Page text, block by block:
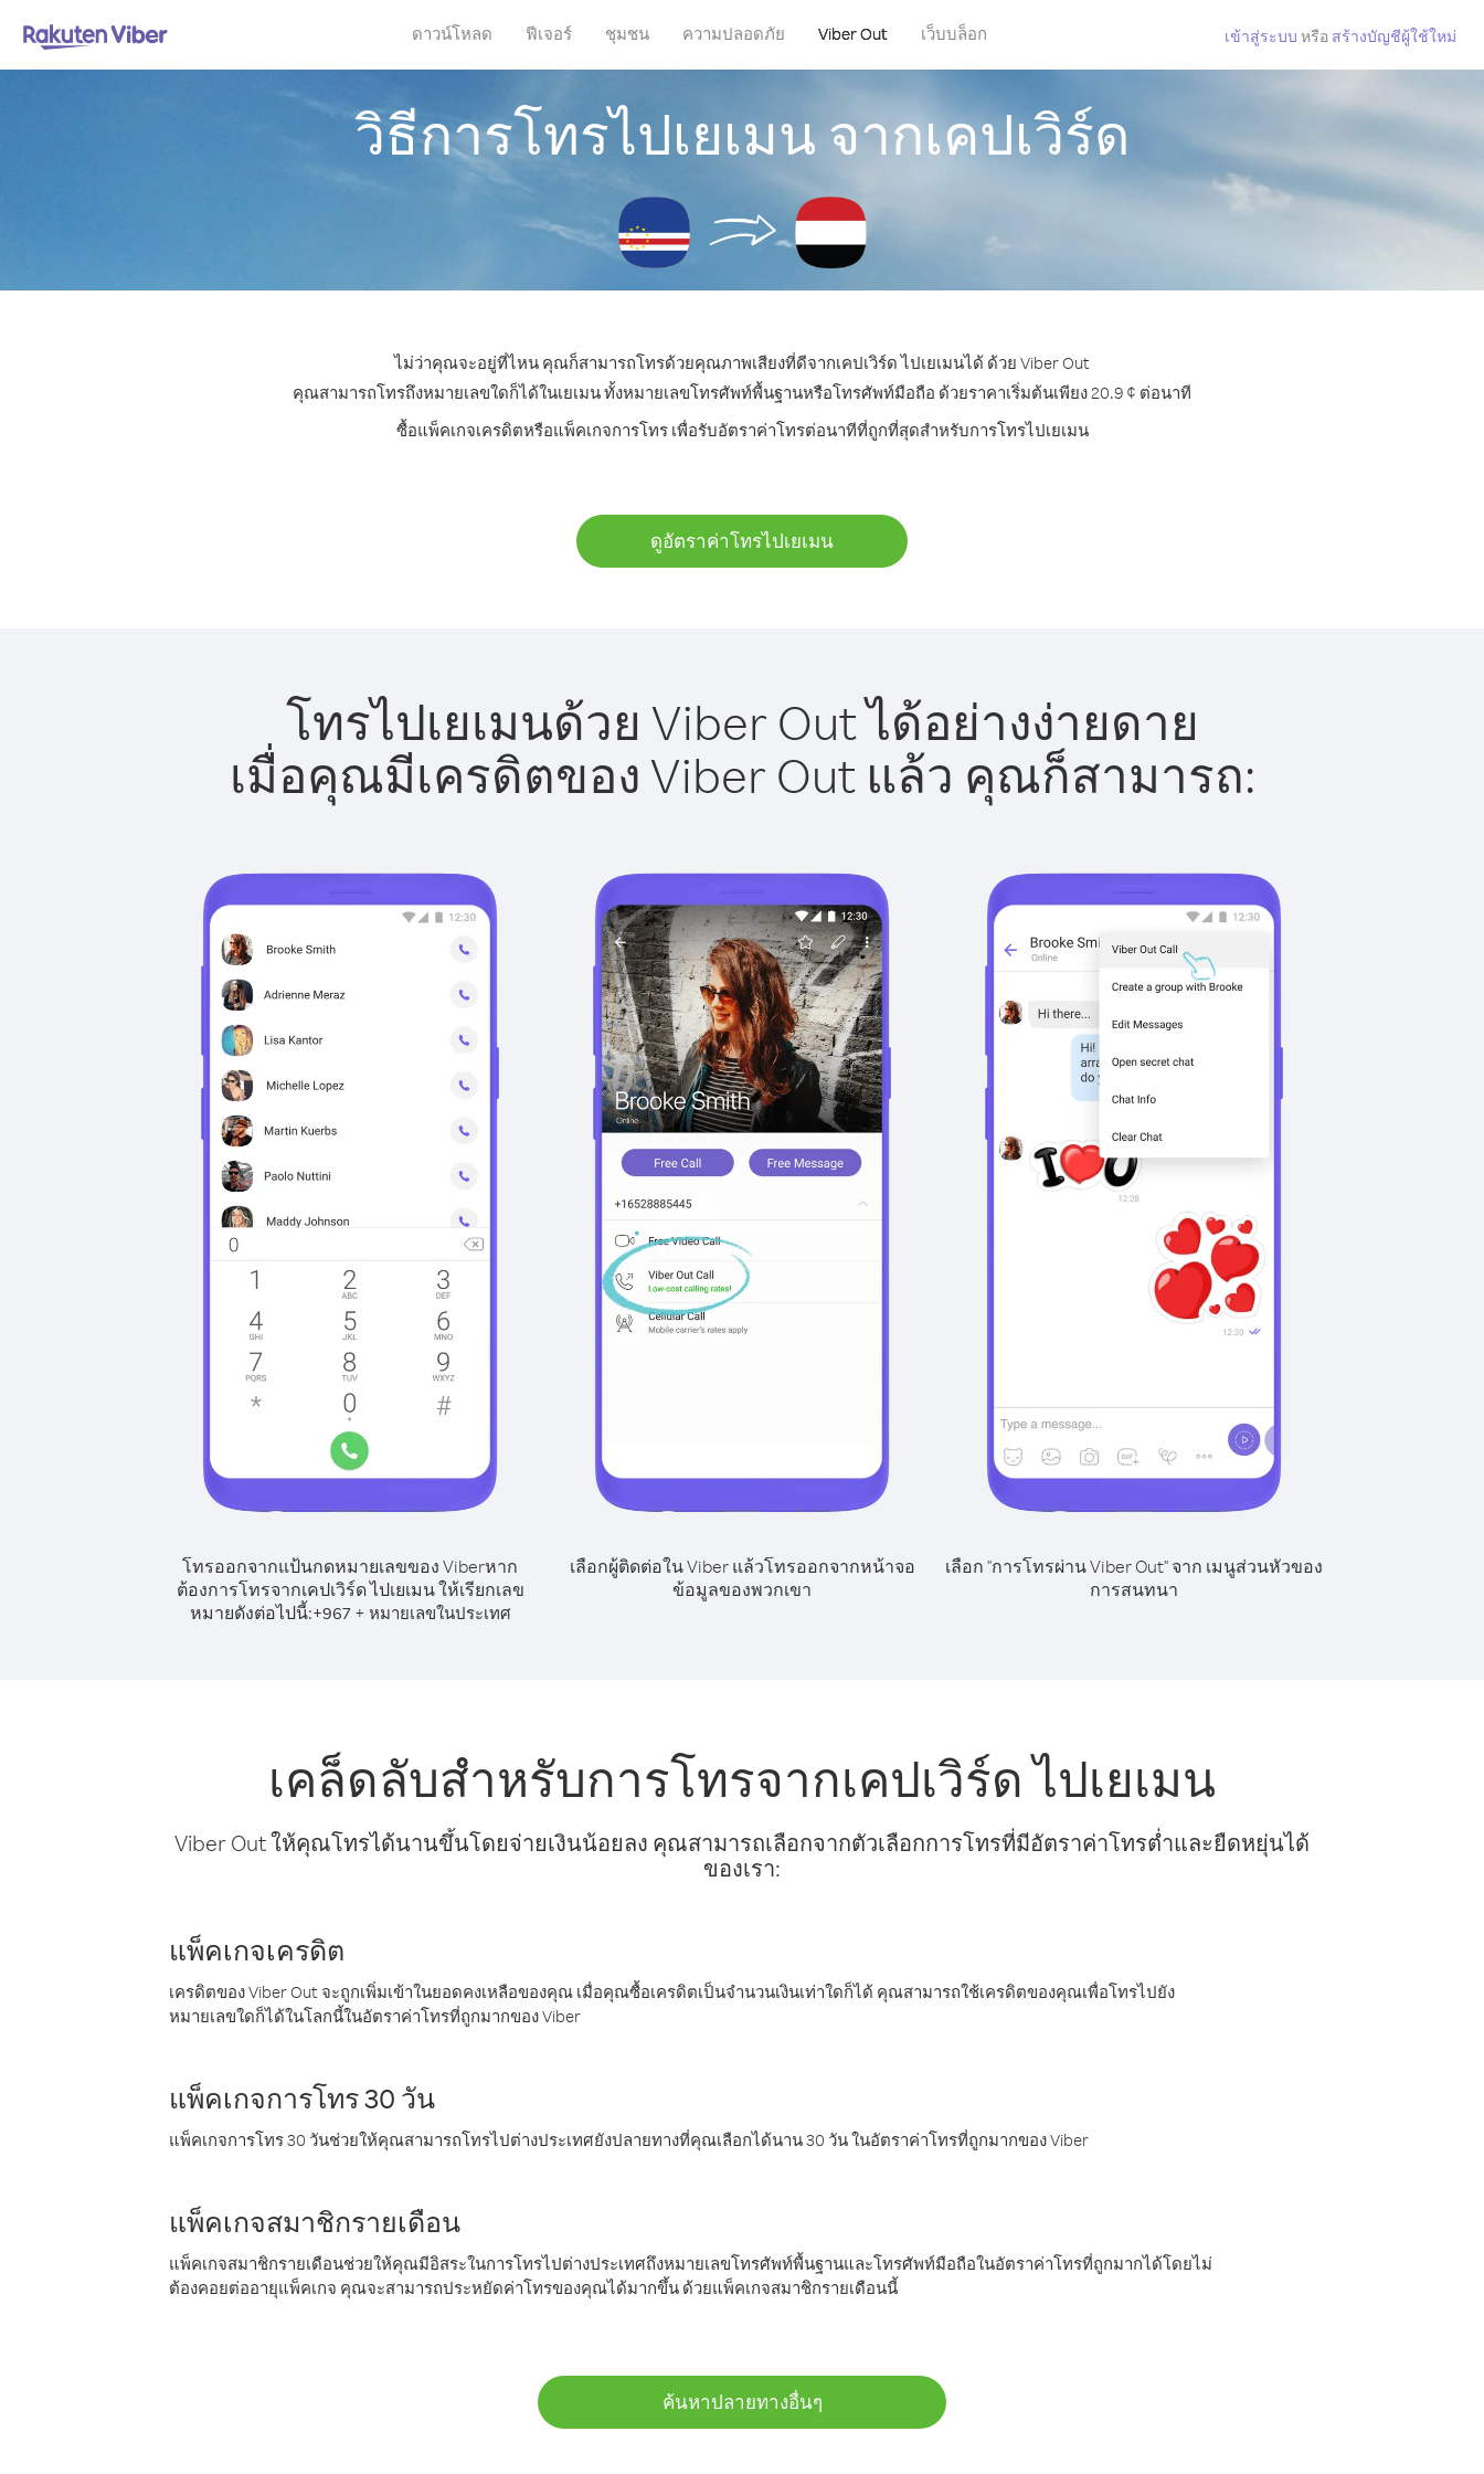
ดาวน์โหลด ฟีเจอร์ ชุมชน ความปลอดภัย Viber Out เว็บบล็อก เข้าสู่ระบบ หรือ สร้างบัญชีผู้ใช้ใหม่
วิธีการโทรไปเยเมน จากเคปเวิร์ด
ไม่ว่าคุณจะอยู่ที่ไหน คุณก็สามารถโทรด้วยคุณภาพเสียงที่ดีจากเคปเวิร์ด ไปเยเมนได้ ด้วย Viber Out
คุณสามารถโทรถึงหมายเลขใดก็ได้ในเยเมน ทั้งหมายเลขโทรศัพท์พื้นฐานหรือโทรศัพท์มือถือ ด้วยราคาเริ่มต้นเพียง 20.9 ¢ ต่อนาที
ซื้อแพ็คเกจเครดิตหรือแพ็คเกจการโทร เพื่อรับอัตราค่าโทรต่อนาทีที่ถูกที่สุดสำหรับการโทรไปเยเมน
ดูอัตราค่าโทรไปเยเมน
โทรไปเยเมนด้วย Viber Out ได้อย่างง่ายดาย
เมื่อคุณมีเครดิตของ Viber Out แล้ว คุณก็สามารถ:
โทรออกจากแป้นกดหมายเลขของ Viberหาก
ต้องการโทรจากเคปเวิร์ด ไปเยเมน ให้เรียกเลข
หมายดังต่อไปนี้:+967+ หมายเลขในประเทศ
เลือกผู้ติดต่อใน Viber แล้วโทรออกจากหน้าจอ
ข้อมูลของพวกเขา
เลือก "การโทรผ่าน Viber Out" จาก เมนูส่วนหัวของ
การสนทนา
เคล็ดลับสำหรับการโทรจากเคปเวิร์ด ไปเยเมน
Viber Out ให้คุณโทรได้นานขึ้นโดยจ่ายเงินน้อยลง คุณสามารถเลือกจากตัวเลือกการโทรที่มีอัตราค่าโทรต่ำและยืดหยุ่นได้
ของเรา:
แพ็คเกจเครดิต
เครดิตของ Viber Out จะถูกเพิ่มเข้าในยอดคงเหลือของคุณ เมื่อคุณซื้อเครดิตเป็นจำนวนเงินเท่าใดก็ได้ คุณสามารถใช้เครดิตของคุณเพื่อโทรไปยัง
หมายเลขใดก็ได้ในโลกนี้ในอัตราค่าโทรที่ถูกมากของ Viber
แพ็คเกจการโทร 30 วัน
แพ็คเกจการโทร 30 วันช่วยให้คุณสามารถโทรไปต่างประเทศยังปลายทางที่คุณเลือกได้นาน 30 วัน ในอัตราค่าโทรที่ถูกมากของ Viber
แพ็คเกจสมาชิกรายเดือน
แพ็คเกจสมาชิกรายเดือนช่วยให้คุณมีอิสระในการโทรไปต่างประเทศถึงหมายเลขโทรศัพท์พื้นฐานและโทรศัพท์มือถือในอัตราค่าโทรที่ถูกมากได้โดยไม่
ต้องคอยต่ออายุแพ็คเกจ คุณจะสามารถประหยัดค่าโทรของคุณได้มากขึ้น ด้วยแพ็คเกจสมาชิกรายเดือนนี้
ค้นหาปลายทางอื่นๆ